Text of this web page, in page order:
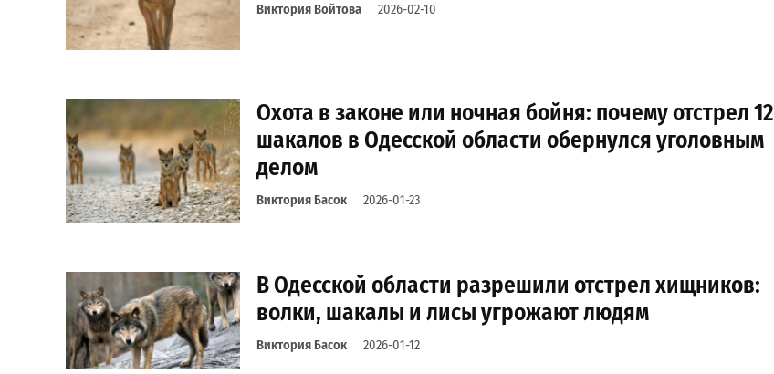
Виктория Войтова 2026-02-10
Охота в законе или ночная бойня: почему отстрел 12
шакалов в Одесской области обернулся уголовным
делом
Виктория Басок 2026-01-23
В Одесской области разрешили отстрел хищников:
волки, шакалы и лисы угрожают людям
Виктория Басок 2026-01-12